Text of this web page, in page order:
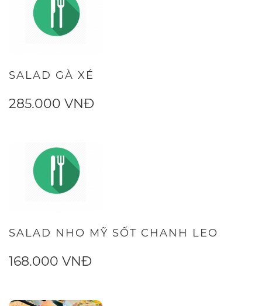
SALAD GÀ XÉ
285.000 VNĐ
SALAD NHO MỸ SỐT CHANH LEO
168.000 VNĐ